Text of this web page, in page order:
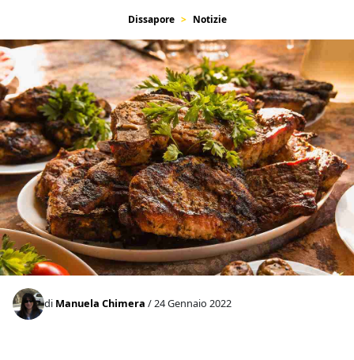
Dissapore Notizie
di Manuela Chimera / 24 Gennaio 2022